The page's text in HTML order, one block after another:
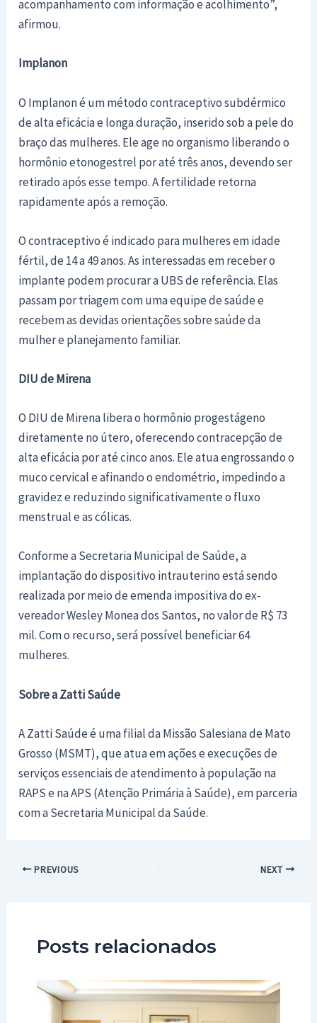
acompanhamento com informação e acolhimento”,
afirmou.
Implanon
O Implanon é um método contraceptivo subdérmico
de alta eficácia e longa duração, inserido sob a pele do
braço das mulheres. Ele age no organismo liberando o
hormônio etonogestrel por até três anos, devendo ser
retirado após esse tempo. A fertilidade retorna
rapidamente após a remoção.
O contraceptivo é indicado para mulheres em idade
fértil, de 14 a 49 anos. As interessadas em receber o
implante podem procurar a UBS de referência. Elas
passam por triagem com uma equipe de saúde e
recebem as devidas orientações sobre saúde da
mulher e planejamento familiar.
DIU de Mirena
O DIU de Mirena libera o hormônio progestágeno
diretamente no útero, oferecendo contracepção de
alta eficácia por até cinco anos. Ele atua engrossando o
muco cervical e afinando o endométrio, impedindo a
gravidez e reduzindo significativamente o fluxo
menstrual e as cólicas.
Conforme a Secretaria Municipal de Saúde, a
implantação do dispositivo intrauterino está sendo
realizada por meio de emenda impositiva do ex-
vereador Wesley Monea dos Santos, no valor de R$ 73
mil. Com o recurso, será possível beneficiar 64
mulheres.
Sobre a Zatti Saúde
A Zatti Saúde é uma filial da Missão Salesiana de Mato
Grosso (MSMT), que atua em ações e execuções de
serviços essenciais de atendimento à população na
RAPS e na APS (Atenção Primária à Saúde), em parceria
com a Secretaria Municipal da Saúde.
Post PREVIOUS NEXT
Posts relacionados